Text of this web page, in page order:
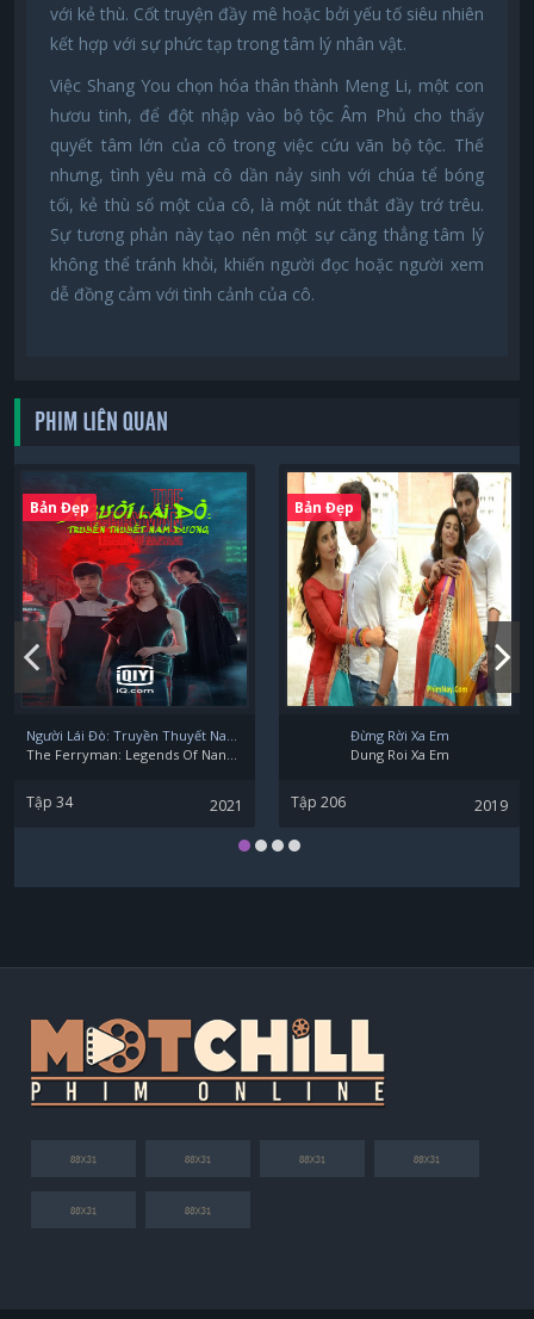
với kẻ thù. Cốt truyện đầy mê hoặc bởi yếu tố siêu nhiên
kết hợp với sự phức tạp trong tâm lý nhân vật.
Việc Shang You chọn hóa thân thành Meng Li, một con
hươu tinh, để đột nhập vào bộ tộc Âm Phủ cho thấy
quyết tâm lớn của cô trong việc cứu vãn bộ tộc. Thế
nhưng, tình yêu mà cô dần nảy sinh với chúa tể bóng
tối, kẻ thù số một của cô, là một nút thắt đầy trớ trêu.
Sự tương phản này tạo nên một sự căng thẳng tâm lý
không thể tránh khỏi, khiến người đọc hoặc người xem
dễ đồng cảm với tình cảnh của cô.
PHIM LIÊN QUAN
Bản Đẹp
Tập 34 2021
Bản Đẹp
Đừng Rời Xa Em
Dung Roi Xa Em
Tập 206 2019